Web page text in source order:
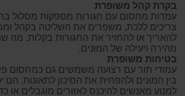
בקרת קהל משופרת
עמדות מחסום עם חגורות מספקות מסלול
צריכים ללכת, משפרים את השליטה בקהל
להאריך או להחזיר את החגורות בקלות, מה
מהירה ויעילה של המונים.
בטיחות משופרת
עמודי תור עם רצועה משמשים גם כמחסום
בין המונים ולהפחית את הסיכון לתאונות. הם
למנוע מאנשים להיכנס לאזורים מוגבלים או